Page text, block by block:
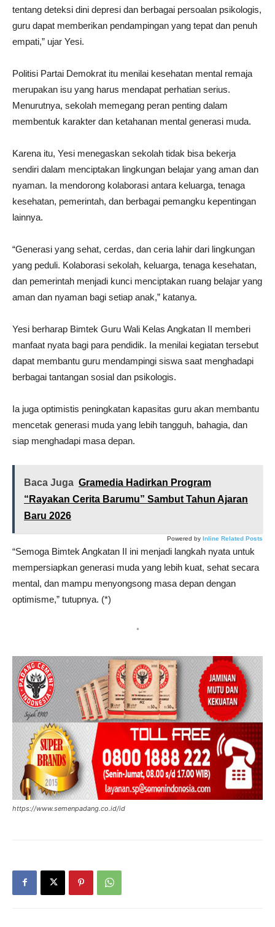
tentang deteksi dini depresi dan berbagai persoalan psikologis,
guru dapat memberikan pendampingan yang tepat dan penuh
empati,” ujar Yesi.
Politisi Partai Demokrat itu menilai kesehatan mental remaja
merupakan isu yang harus mendapat perhatian serius.
Menurutnya, sekolah memegang peran penting dalam
membentuk karakter dan ketahanan mental generasi muda.
Karena itu, Yesi menegaskan sekolah tidak bisa bekerja
sendiri dalam menciptakan lingkungan belajar yang aman dan
nyaman. Ia mendorong kolaborasi antara keluarga, tenaga
kesehatan, pemerintah, dan berbagai pemangku kepentingan
lainnya.
“Generasi yang sehat, cerdas, dan ceria lahir dari lingkungan
yang peduli. Kolaborasi sekolah, keluarga, tenaga kesehatan,
dan pemerintah menjadi kunci menciptakan ruang belajar yang
aman dan nyaman bagi setiap anak,” katanya.
Yesi berharap Bimtek Guru Wali Kelas Angkatan II memberi
manfaat nyata bagi para pendidik. Ia menilai kegiatan tersebut
dapat membantu guru mendampingi siswa saat menghadapi
berbagai tantangan sosial dan psikologis.
Ia juga optimistis peningkatan kapasitas guru akan membantu
mencetak generasi muda yang lebih tangguh, bahagia, dan
siap menghadapi masa depan.
Baca Juga Gramedia Hadirkan Program
“Rayakan Cerita Barumu” Sambut Tahun Ajaran
Baru 2026
Powered by Inline Related Posts
“Semoga Bimtek Angkatan II ini menjadi langkah nyata untuk
mempersiapkan generasi muda yang lebih kuat, sehat secara
mental, dan mampu menyongsong masa depan dengan
optimisme,” tutupnya. (*)
*
https://www.semenpadang.co.id/id